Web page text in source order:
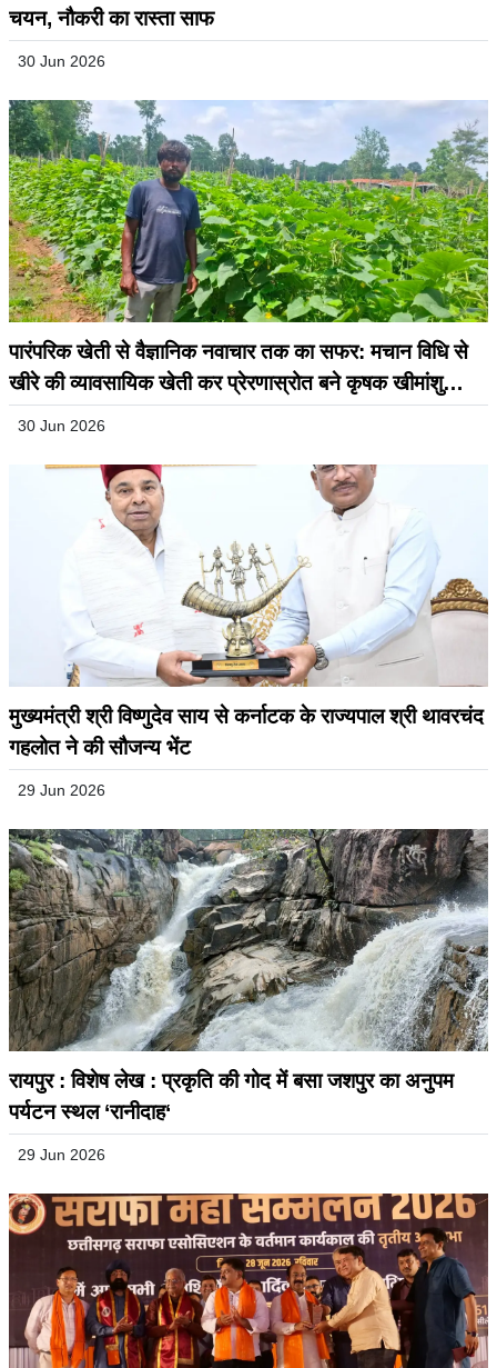
चयन, नौकरी का रास्ता साफ
30 Jun 2026
पारंपरिक खेती से वैज्ञानिक नवाचार तक का सफर: मचान विधि से
खीरे की व्यावसायिक खेती कर प्रेरणास्रोत बने कृषक खीमांशु
30 Jun 2026
मुख्यमंत्री श्री विष्णुदेव साय से कर्नाटक के राज्यपाल श्री थावरचंद
गहलोत ने की सौजन्य भेंट
29 Jun 2026
रायपुर : विशेष लेख : प्रकृति की गोद में बसा जशपुर का अनुपम
पर्यटन स्थल ‘रानीदाह‘
29 Jun 2026